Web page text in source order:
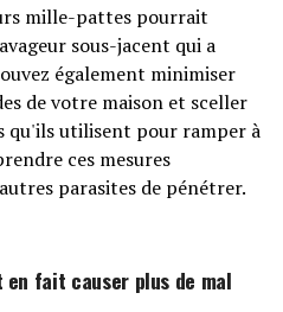
mille-pattes pourrait
sous-jacent qui a
également minimiser
de votre maison et sceller
qu'ils utilisent pour ramper à
ces mesures
parasites de pénétrer.
fait causer plus de mal